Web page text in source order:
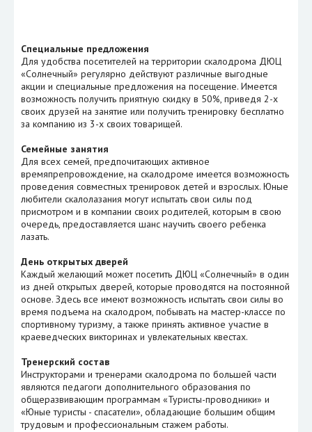
Специальные предложения
Для удобства посетителей на территории скалодрома ДЮЦ
«Солнечный» регулярно действуют различные выгодные
акции и специальные предложения на посещение. Имеется
возможность получить приятную скидку в 50%, приведя 2-х
своих друзей на занятие или получить тренировку бесплатно
за компанию из 3-х своих товарищей.
Семейные занятия
Для всех семей, предпочитающих активное
времяпрепровождение, на скалодроме имеется возможность
проведения совместных тренировок детей и взрослых. Юные
любители скалолазания могут испытать свои силы под
присмотром и в компании своих родителей, которым в свою
очередь, предоставляется шанс научить своего ребенка
лазать.
День открытых дверей
Каждый желающий может посетить ДЮЦ «Солнечный» в один
из дней открытых дверей, которые проводятся на постоянной
основе. Здесь все имеют возможность испытать свои силы во
время подъема на скалодром, побывать на мастер-классе по
спортивному туризму, а также принять активное участие в
краеведческих викторинах и увлекательных квестах.
Тренерский состав
Инструкторами и тренерами скалодрома по большей части
являются педагоги дополнительного образования по
общеразвивающим программам «Туристы-проводники» и
«Юные туристы - спасатели», обладающие большим общим
трудовым и профессиональным стажем работы.